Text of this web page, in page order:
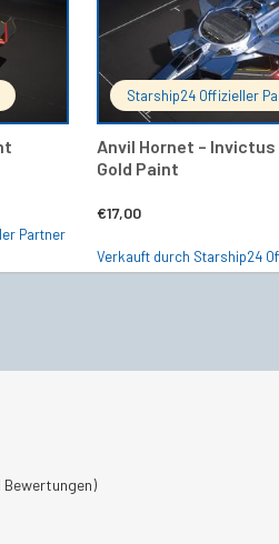
Partner
Starship24 Offizieller
Anvil Hornet – Invictus
Gold Paint
€17,00
Verkauft durch Starship24
Bewertungen)